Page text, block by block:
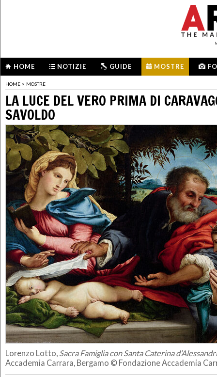
HOME NOTIZIE GUIDE MOSTRE
HOME > MOSTRE
LA LUCE DEL VERO PRIMA DI
SAVOLDO
Lorenzo Lotto, Sacra Famiglia con Santa Caterina
Accademia Carrara, Bergamo © Fondazione Accademia